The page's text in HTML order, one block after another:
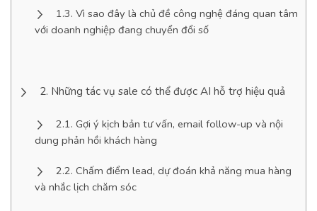
Vì sao đây là chủ đề công nghệ đáng quan tâm
với doanh nghiệp đang chuyển đổi số
Những tác vụ sale có thể được AI hỗ trợ hiệu quả
Gợi ý kịch bản tư vấn, email follow-up và nội
dung phản hồi khách hàng
Chấm điểm lead, dự đoán khả năng mua hàng
và nhắc lịch chăm sóc